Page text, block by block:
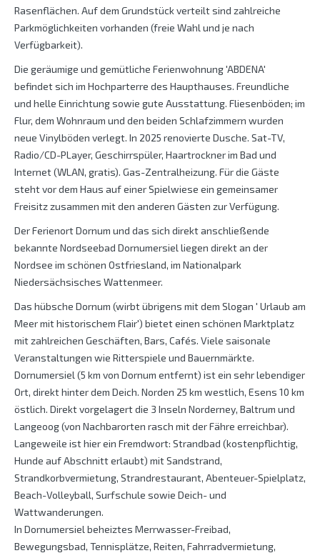
Rasenflächen. Auf dem Grundstück verteilt sind zahlreiche
Parkmöglichkeiten vorhanden (freie Wahl und je nach
Verfügbarkeit).
Die geräumige und gemütliche Ferienwohnung 'ABDENA'
befindet sich im Hochparterre des Haupthauses. Freundliche
und helle Einrichtung sowie gute Ausstattung. Fliesenböden; im
Flur, dem Wohnraum und den beiden Schlafzimmern wurden
neue Vinylböden verlegt. In 2025 renovierte Dusche. Sat-TV,
Radio/CD-PLayer, Geschirrspüler, Haartrockner im Bad und
Internet (WLAN, gratis). Gas-Zentralheizung. Für die Gäste
steht vor dem Haus auf einer Spielwiese ein gemeinsamer
Freisitz zusammen mit den anderen Gästen zur Verfügung.
Der Ferienort Dornum und das sich direkt anschließende
bekannte Nordseebad Dornumersiel liegen direkt an der
Nordsee im schönen Ostfriesland, im Nationalpark
Niedersächsisches Wattenmeer.
Das hübsche Dornum (wirbt übrigens mit dem Slogan ' Urlaub am
Meer mit historischem Flair') bietet einen schönen Marktplatz
mit zahlreichen Geschäften, Bars, Cafés. Viele saisonale
Veranstaltungen wie Ritterspiele und Bauernmärkte.
Dornumersiel (5 km von Dornum entfernt) ist ein sehr lebendiger
Ort, direkt hinter dem Deich. Norden 25 km westlich, Esens 10 km
östlich. Direkt vorgelagert die 3 Inseln Norderney, Baltrum und
Langeoog (von Nachbarorten rasch mit der Fähre erreichbar).
Langeweile ist hier ein Fremdwort: Strandbad (kostenpflichtig,
Hunde auf Abschnitt erlaubt) mit Sandstrand,
Strandkorbvermietung, Strandrestaurant, Abenteuer-Spielplatz,
Beach-Volleyball, Surfschule sowie Deich- und
Wattwanderungen.
In Dornumersiel beheiztes Merrwasser-Freibad,
Bewegungsbad, Tennisplätze, Reiten, Fahrradvermietung,